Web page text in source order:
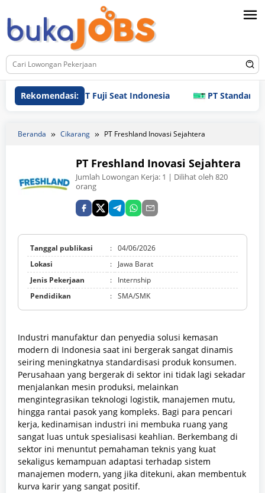
ke
konten
Rekomendasi:PT Fuji Seat Indonesia PT Standard
Beranda Cikarang PT Freshland Inovasi Sejahtera
PT Freshland Inovasi Sejahtera
Jumlah Lowongan Kerja: 1 | Dilihat oleh 820
orang
Tanggal publikasi : 04/06/2026
Lokasi
:
Jawa Barat
Jenis Pekerjaan
:
Internship
Pendidikan
: SMA/SMK
Industri manufaktur dan penyedia solusi kemasan
modern di Indonesia saat ini bergerak sangat dinamis
seiring meningkatnya standardisasi produk konsumen.
Perusahaan yang bergerak di sektor ini tidak lagi sekadar
menjalankan mesin produksi, melainkan
mengintegrasikan teknologi logistik, manajemen mutu,
hingga rantai pasok yang kompleks. Bagi para pencari
kerja, kedinamisan industri ini membuka ruang yang
sangat luas untuk spesialisasi keahlian. Berkembang di
sektor ini menuntut pemahaman teknis yang kuat
sekaligus kemampuan adaptasi terhadap sistem
manajemen modern, yang jika ditekuni, akan membentuk
kurva karir yang sangat positif.